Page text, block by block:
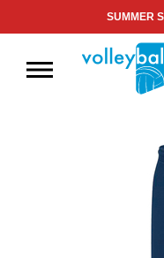
SUMMER